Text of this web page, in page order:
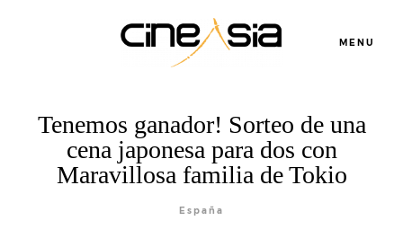
MENU
Tenemos ganador! Sorteo de una
cena japonesa para dos con
Maravillosa familia de Tokio
España
Cursos